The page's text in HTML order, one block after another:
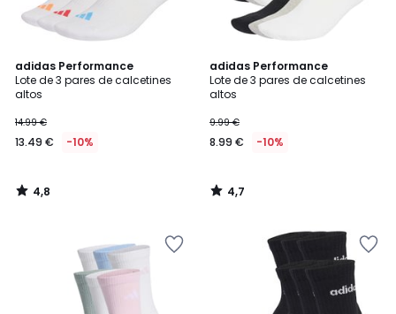
adidas Performance
Lote de 3 pares de calcetines
altos
14.99 €
13.49 € -10%
4,8
/ 5
4,8
/
adidas Performance
Lote de 3 pares de calcetines
altos
9.99 €
8.99 € -10%
4,7
/ 5
4,7
/